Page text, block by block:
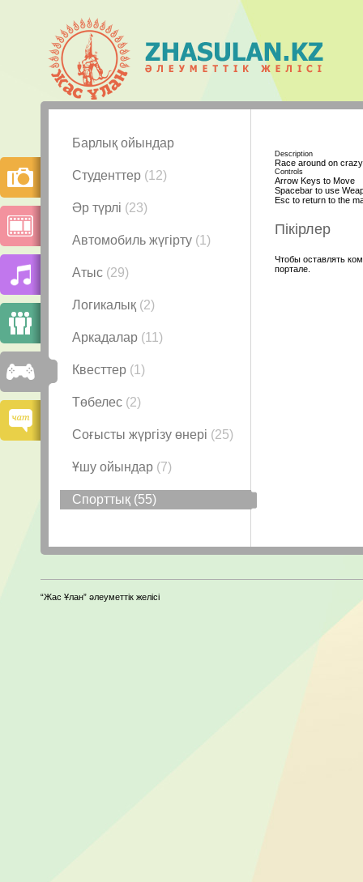
Барлық ойындар
Студенттер (12)
Әр түрлі (23)
Автомобиль жүгірту (1)
Атыс (29)
Логикалық (2)
Аркадалар (11)
Квесттер (1)
Төбелес (2)
Соғысты жүргізу өнері (25)
Ұшу ойындар (7)
Спорттық (55)
Description
Race around on
Controls
Arrow Keys to Move
Spacebar to use
Esc to return to the
Пікірлер
Чтобы оставлять
портале.
“Жас Ұлан” әлеуметтік желісі